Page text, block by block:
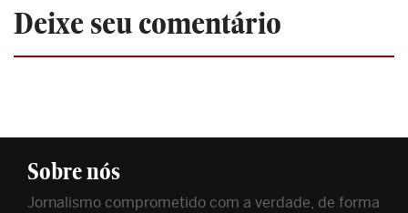
Deixe seu comentário
Sobre nós
Jornalismo comprometido com a verdade, de forma